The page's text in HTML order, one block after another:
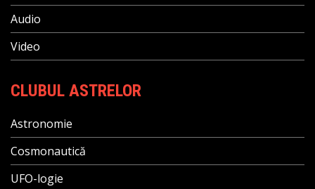
Audio
Video
CLUBUL ASTRELOR
Astronomie
Cosmonautică
UFO-logie